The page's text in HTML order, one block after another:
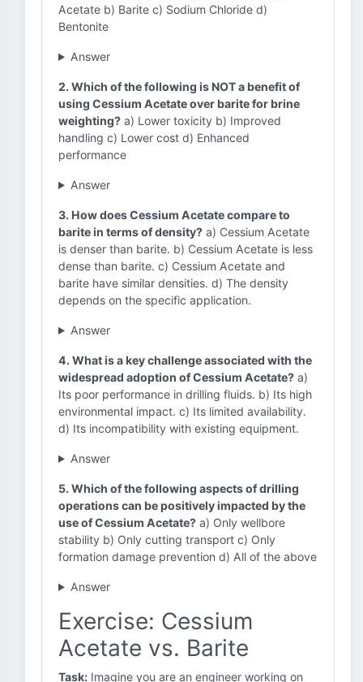
Acetate b) Barite c) Sodium Chloride d)
Bentonite
Answer
2. Which of the following is NOT a benefit of
using Cessium Acetate over barite for brine
weighting? a) Lower toxicity b) Improved
handling c) Lower cost d) Enhanced
performance
Answer
3. How does Cessium Acetate compare to
barite in terms of density? a) Cessium Acetate
is denser than barite. b) Cessium Acetate is less
dense than barite. c) Cessium Acetate and
barite have similar densities. d) The density
depends on the specific application.
Answer
4. What is a key challenge associated with the
widespread adoption of Cessium Acetate? a)
Its poor performance in drilling fluids. b) Its high
environmental impact. c) Its limited availability.
d) Its incompatibility with existing equipment.
Answer
5. Which of the following aspects of drilling
operations can be positively impacted by the
use of Cessium Acetate? a) Only wellbore
stability b) Only cutting transport c) Only
formation damage prevention d) All of the above
Answer
Exercise: Cessium
Acetate vs. Barite
Task: Imagine you are an engineer working on